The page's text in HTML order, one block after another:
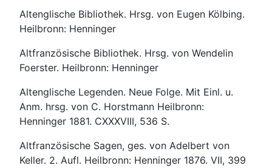
Altenglische Bibliothek. Hrsg. von Eugen Kölbing.
Heilbronn: Henninger
Altfranzösische Bibliothek. Hrsg. von Wendelin
Foerster. Heilbronn: Henninger
Altenglische Legenden. Neue Folge. Mit Einl. u.
Anm. hrsg. von C. Horstmann Heilbronn:
Henninger 1881. CXXXVIII, 536 S.
Altfranzösische Sagen, ges. von Adelbert von
Keller. 2. Aufl. Heilbronn: Henninger 1876. VII, 399